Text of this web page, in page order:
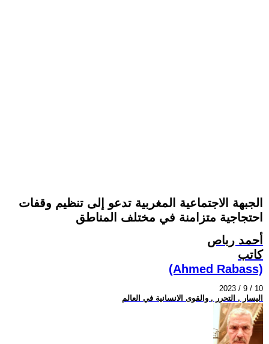
الجبهة الاجتماعية المغربية تدعو إلى تنظيم وقفات
احتجاجية متزامنة في مختلف المناطق
أحمد رباص
كاتب
(Ahmed Rabass)
2023 / 9 / 10
اليسار , التحرر , والقوى الانسانية في العالم